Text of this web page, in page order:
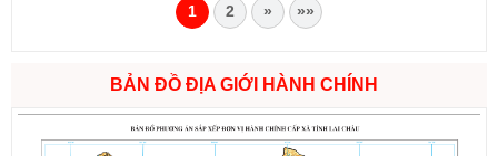
1 2 » »»
BẢN ĐỒ ĐỊA GIỚI HÀNH CHÍNH